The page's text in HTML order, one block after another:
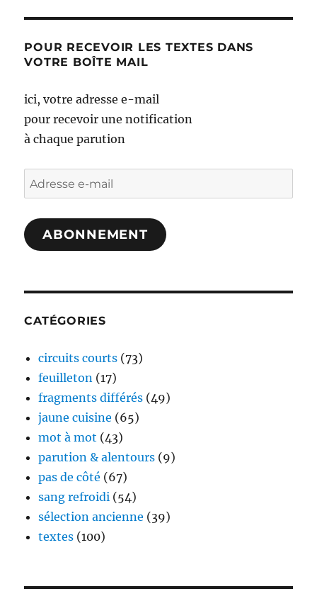
POUR RECEVOIR LES TEXTES DANS
VOTRE BOÎTE MAIL
ici, votre adresse e-mail
pour recevoir une notification
à chaque parution
Adresse
e-
mail
ABONNEMENT
CATÉGORIES
circuits courts (73)
feuilleton (17)
fragments différés (49)
jaune cuisine (65)
mot à mot (43)
parution & alentours (9)
pas de côté (67)
sang refroidi (54)
sélection ancienne (39)
textes (100)